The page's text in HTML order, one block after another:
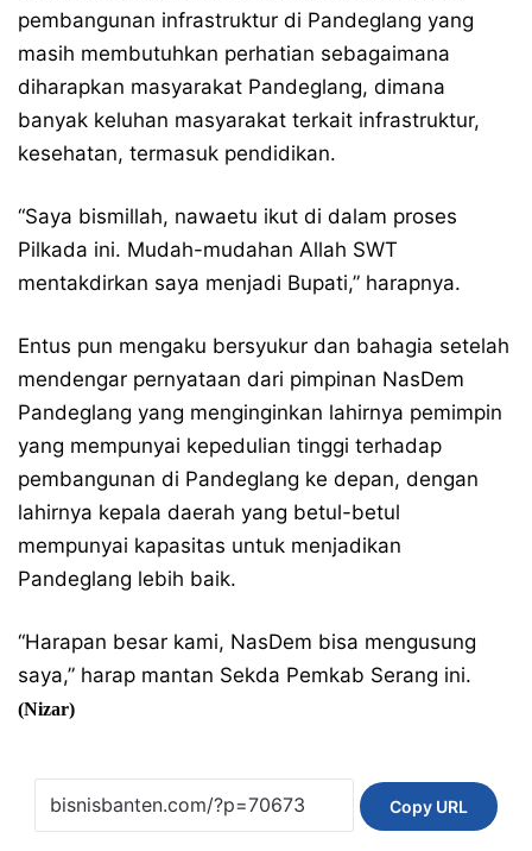
pembangunan infrastruktur di Pandeglang yang
masih membutuhkan perhatian sebagaimana
diharapkan masyarakat Pandeglang, dimana
banyak keluhan masyarakat terkait infrastruktur,
kesehatan, termasuk pendidikan.
“Saya bismillah, nawaetu ikut di dalam proses
Pilkada ini. Mudah-mudahan Allah SWT
mentakdirkan saya menjadi Bupati,” harapnya.
Entus pun mengaku bersyukur dan bahagia setelah
mendengar pernyataan dari pimpinan NasDem
Pandeglang yang menginginkan lahirnya pemimpin
yang mempunyai kepedulian tinggi terhadap
pembangunan di Pandeglang ke depan, dengan
lahirnya kepala daerah yang betul-betul
mempunyai kapasitas untuk menjadikan
Pandeglang lebih baik.
“Harapan besar kami, NasDem bisa mengusung
saya,” harap mantan Sekda Pemkab Serang ini.
(Nizar)
Copy URL